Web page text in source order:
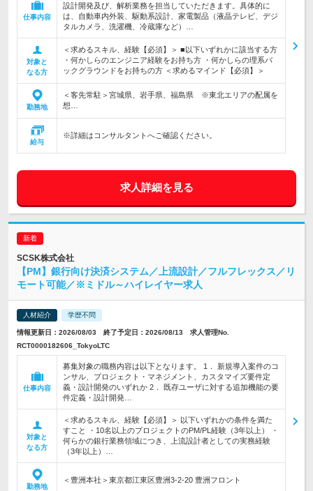
仕事内容
設計開発及び、解析業務を担当していただきます。具体的に
は、自動車内外装、駆動系設計、家電製品（液晶テレビ、デジ
タルカメラ、洗濯機、冷蔵庫など）…
対象と
なる方
＜求めるスキル、経験【必須】＞ ■以下いずれかに該当する方
・何かしらのエンジニア経験をお持ち方 ・何かしらの理系バ
ックグラウンドをお持ちの方 ＜求めるマインド【必須】＞
勤務地
＜客先常駐＞宮城県、岩手県、福島県 ※東北エリアの配属を
想…
給与
※詳細はコンサルタントへご確認ください。
求人詳細を見る
SCSK株式会社
【PM】銀行向け決済システム／上流設計／フルフレックス／リ
モート可能／※ミドル～ハイレイヤー求人
人材紹介 学歴不問
情報更新日：2026/08/03 終了予定日：2026/08/13 求人管理No.
RCT0000182606_TokyoLTC
仕事内容
募集対象の職務内容は以下となります。 1． 新規導入案件のコ
ンサル、プロジェクト・マネジメント、カスタマイズ要件定
義・設計開発のいずれか 2． 既存ユーザに対する追加機能の要
件定義・設計開発…
対象と
なる方
＜求めるスキル、経験【必須】＞ 以下いずれかの条件を満た
すこと ・10名以上のプロジェクトのPM/PL経験（3年以上） ・
何らかの銀行業務領域につき、上流設計者としての実務経験
（3年以上）…
勤務地
＜豊洲本社＞東京都江東区豊洲3-2-20 豊洲フロント